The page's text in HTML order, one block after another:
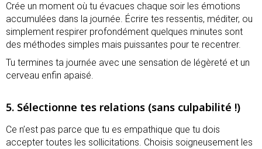
Crée un moment où tu évacues chaque soir les émotions
accumulées dans la journée. Écrire tes ressentis, méditer, ou
simplement respirer profondément quelques minutes sont
des méthodes simples mais puissantes pour te recentrer.
Tu termines ta journée avec une sensation de légèreté et un
cerveau enfin apaisé.
5. Sélectionne tes relations (sans culpabilité !)
Ce n’est pas parce que tu es empathique que tu dois
accepter toutes les sollicitations. Choisis soigneusement les